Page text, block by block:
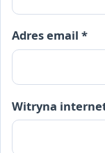
Adres email *
Witryna